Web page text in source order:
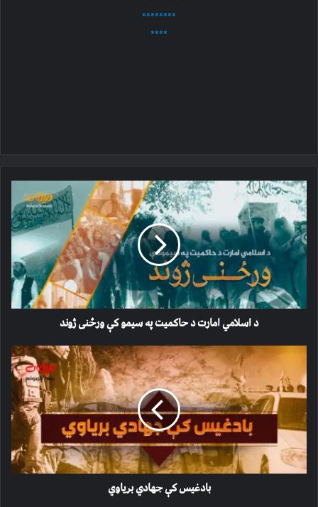
********
****
د
اسلامي
امارت
د
حاکمیت
په
سیمو
کې
ورځنی
د اسلامي امارت د حاکمیت په سیمو کې ورځنی ژوند
بادغیس
کې
جهادي
بریاوي
بادغیس کې جهادي بریاوي